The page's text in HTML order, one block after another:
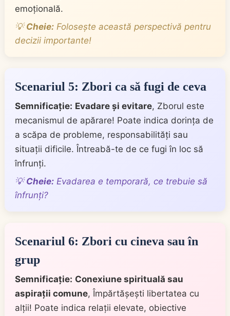
emoțională.
💡Cheie: Folosește această perspectivă pentru
decizii importante!
Scenariul 5: Zbori ca să fugi de ceva
Semnificație: Evadare și evitare, Zborul este
mecanismul de apărare! Poate indica dorința de
a scăpa de probleme, responsabilități sau
situații dificile. Întreabă-te de ce fugi în loc să
înfrunți.
💡Cheie: Evadarea e temporară, ce trebuie să
înfrunți?
Scenariul 6: Zbori cu cineva sau în
grup
Semnificație: Conexiune spirituală sau
aspirații comune, Împărtășești libertatea cu
alții! Poate indica relații elevate, obiective